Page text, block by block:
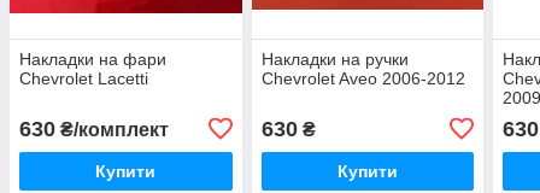
Накладки на фари
Chevrolet Lacetti
630 ₴/комплект
Купити
Накладки на ручки
Chevrolet Aveo 2006-2012
630₴
Купити
630